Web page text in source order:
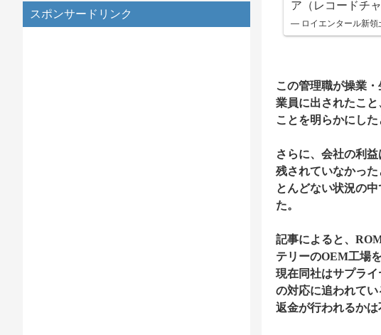
スポンサードリンク
ア（レコードチ
— ロイエンタール新領
この管理職が操業
業員に出されたこ
ことを明らかにした
さらに、会社の利
残されていなかっ
とんどない状況の
た。
記事によると、
テリーのOEM工場
現在同社はサプラ
の対応に追われて
返金が行われるかは